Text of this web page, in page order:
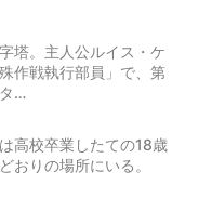
塔。主人公ルイス・ケ
作戦執行部員」で、第
…
高校卒業したての18歳
おりの場所にいる。